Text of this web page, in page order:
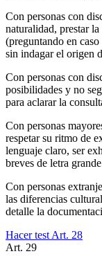
Con personas con
naturalidad, prestar
(preguntando en
sin indagar el origen
Con personas con
posibilidades y no
para aclarar la
Con personas
respetar su ritmo de
lenguaje claro, ser
breves de letra
Con personas
las diferencias
detalle la
Hacer test Art. 28
Art. 29